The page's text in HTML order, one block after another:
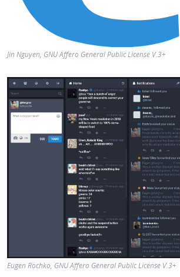
Jin Nguyen, GNU Affero General Public License V.3+
Eugen Rochko, GNU Affero General Public License V.3+